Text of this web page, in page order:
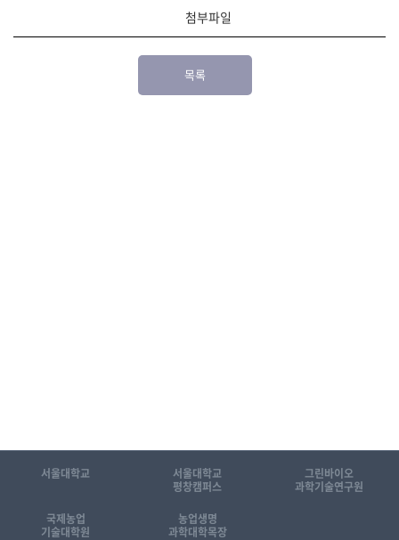
첨부파일
목록
서울대학교
서울대학교
평창캠퍼스
그린바이오
과학기술연구원
국제농업
기술대학원
농업생명
과학대학목장